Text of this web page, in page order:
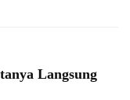
Langsung